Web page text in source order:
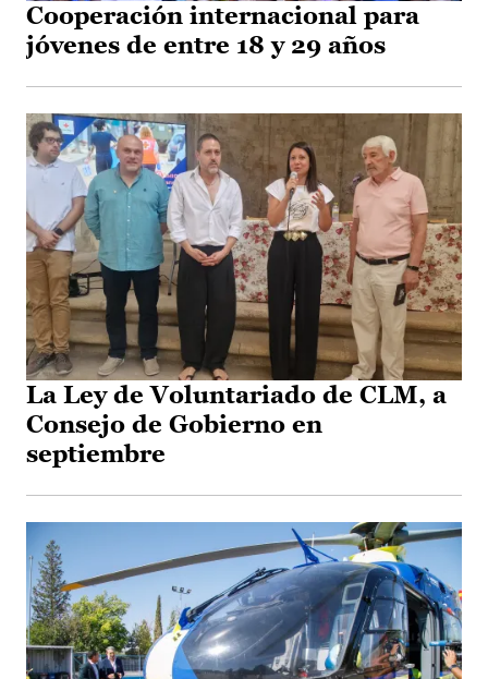
Cooperación internacional para
jóvenes de entre 18 y 29 años
La Ley de Voluntariado de CLM, a
Consejo de Gobierno en
septiembre